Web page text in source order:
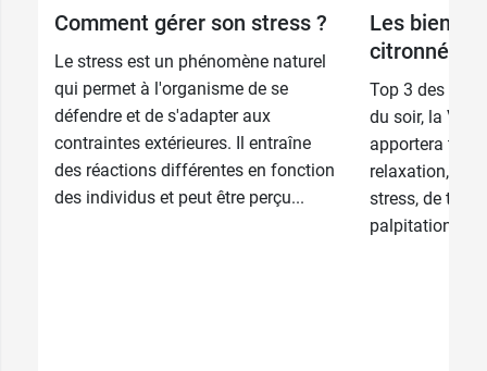
Comment gérer son stress ?
Le stress est un phénomène naturel
qui permet à l'organisme de se
défendre et de s'adapter aux
contraintes extérieures. Il entraîne
des réactions différentes en fonction
des individus et peut être perçu...
Les
citronnée
Top 3 des
du soir, la
apportera
relaxation,
stress, de
palpitations,